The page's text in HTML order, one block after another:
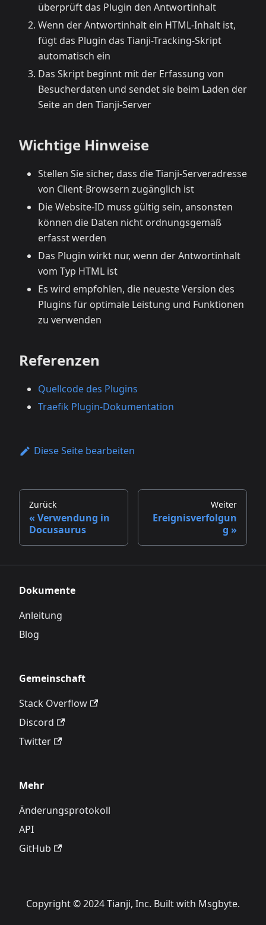
überprüft das Plugin den Antwortinhalt
Wenn der Antwortinhalt ein HTML-Inhalt ist,
fügt das Plugin das Tianji-Tracking-Skript
automatisch ein
Das Skript beginnt mit der Erfassung von
Besucherdaten und sendet sie beim Laden der
Seite an den Tianji-Server
Wichtige Hinweise
Stellen Sie sicher, dass die Tianji-Serveradresse
von Client-Browsern zugänglich ist
Die Website-ID muss gültig sein, ansonsten
können die Daten nicht ordnungsgemäß
erfasst werden
Das Plugin wirkt nur, wenn der Antwortinhalt
vom Typ HTML ist
Es wird empfohlen, die neueste Version des
Plugins für optimale Leistung und Funktionen
zu verwenden
Referenzen
Quellcode des Plugins
Traefik Plugin-Dokumentation
Diese Seite bearbeiten
Zurück
Verwendung in
Docusaurus
Weiter
Ereignisverfolgun
g
Dokumente
Anleitung
Blog
Gemeinschaft
Stack Overflow
Discord
Twitter
Mehr
Änderungsprotokoll
API
GitHub
Copyright © 2024 Tianji, Inc. Built with Msgbyte.